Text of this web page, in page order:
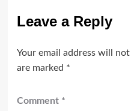
Leave a Reply
Your email address will
are marked *
Comment *